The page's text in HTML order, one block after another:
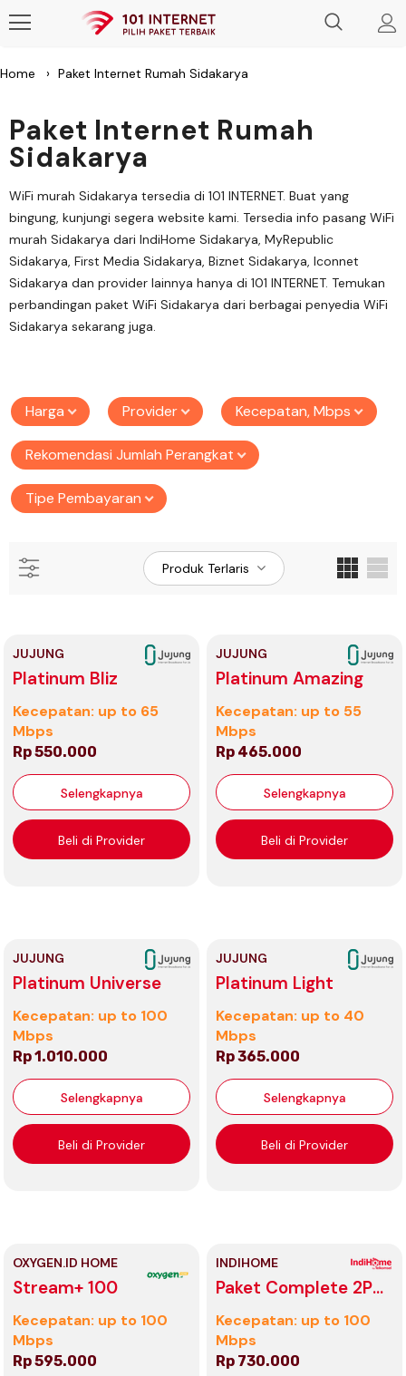
Home › Paket Internet Rumah Sidakarya
Paket Internet Rumah
Sidakarya
WiFi murah Sidakarya tersedia di 101 INTERNET. Buat yang
bingung, kunjungi segera website kami. Tersedia info pasang WiFi
murah Sidakarya dari IndiHome Sidakarya, MyRepublic
Sidakarya, First Media Sidakarya, Biznet Sidakarya, Iconnet
Sidakarya dan provider lainnya hanya di 101 INTERNET. Temukan
perbandingan paket WiFi Sidakarya dari berbagai penyedia WiFi
Sidakarya sekarang juga.
Harga Provider Kecepatan, Mbps
Rekomendasi Jumlah Perangkat
Tipe Pembayaran
Produk Terlaris
JUJUNG
Platinum Bliz
Kecepatan: up to 65
Mbps
Rp 550.000
Selengkapnya
Beli di Provider
JUJUNG
Platinum Amazing
Kecepatan: up to 55
Mbps
Rp 465.000
Selengkapnya
Beli di Provider
JUJUNG
Platinum Universe
Kecepatan: up to 100
Mbps
Rp 1.010.000
Selengkapnya
Beli di Provider
JUJUNG
Platinum Light
Kecepatan: up to 40
Mbps
Rp 365.000
Selengkapnya
Beli di Provider
OXYGEN.ID HOME
Stream+ 100
Kecepatan: up to 100
Mbps
Rp 595.000
INDIHOME
Paket Complete 2P
100 Mbps
Kecepatan: up to 100
Mbps
Rp 730.000